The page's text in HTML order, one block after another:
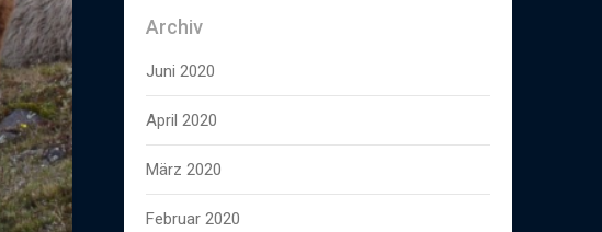
Archiv
Juni 2020
April 2020
März 2020
Februar 2020